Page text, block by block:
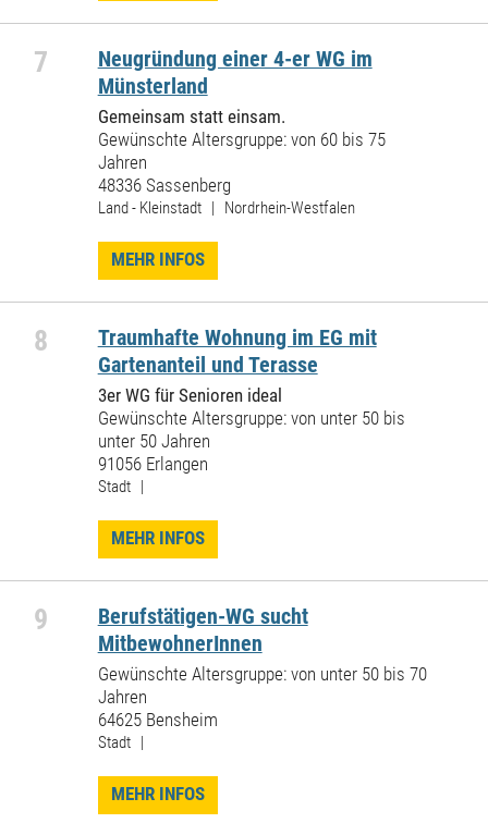
7
Neugründung einer 4-er WG im
Münsterland
Gemeinsam statt einsam.
Gewünschte Altersgruppe: von 60 bis 75
Jahren
48336 Sassenberg
Land - Kleinstadt | Nordrhein-Westfalen
MEHR INFOS
8
Traumhafte Wohnung im EG mit
Gartenanteil und Terasse
3er WG für Senioren ideal
Gewünschte Altersgruppe: von unter 50 bis
unter 50 Jahren
91056 Erlangen
Stadt |
MEHR INFOS
9
Berufstätigen-WG sucht
MitbewohnerInnen
Gewünschte Altersgruppe: von unter 50 bis 70
Jahren
64625 Bensheim
Stadt |
MEHR INFOS